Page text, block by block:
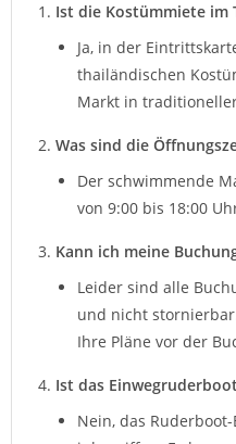
Ist die Kostümmiete im
Ja, in der
thailändischen
Markt in
Was sind die
Der schwimmende
von 9:00 bis 18:00
Kann ich meine
Leider sind alle
und nicht
Ihre Pläne vor der
Ist das
Nein, das